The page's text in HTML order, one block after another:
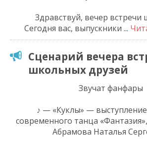
Здравствуй, вечер
Сегодня вас, выпускники ...
Сценарий вечера
школьных друзей
Звучат фанфары
♪ — «Куклы» —
современного танца
Абрамова Наталья